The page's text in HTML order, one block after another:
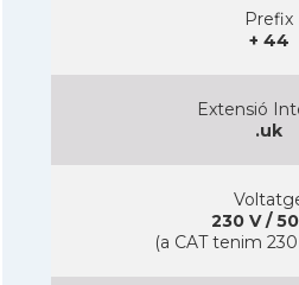
Prefix
+ 44
Extensió
.uk
230 V /
(a CAT tenim